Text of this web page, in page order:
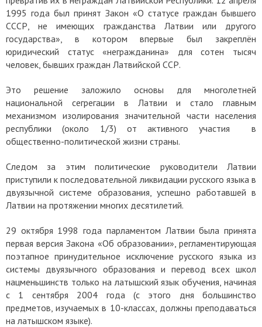
1995 года был принят Закон «О статусе граждан бывшего
СССР, не имеющих гражданства Латвии или другого
государства», в котором впервые был закреплён
юридический статус «негражданина» для сотен тысяч
человек, бывших граждан Латвийской ССР.
Это решение заложило основы для многолетней
национальной сегрегации в Латвии и стало главным
механизмом изолирования значительной части населения
республики (около 1/3) от активного участия в
общественно-политической жизни страны.
Следом за этим политические руководители Латвии
приступили к последовательной ликвидации русского языка в
двуязычной системе образования, успешно работавшей в
Латвии на протяжении многих десятилетий.
29 октября 1998 года парламентом Латвии была принята
первая версия Закона «Об образовании», регламентирующая
поэтапное принудительное исключение русского языка из
системы двуязычного образования и перевод всех школ
нацменьшинств только на латышский язык обучения, начиная
с 1 сентября 2004 года (с этого дня большинство
предметов, изучаемых в 10-классах, должны преподаваться
на латышском языке).